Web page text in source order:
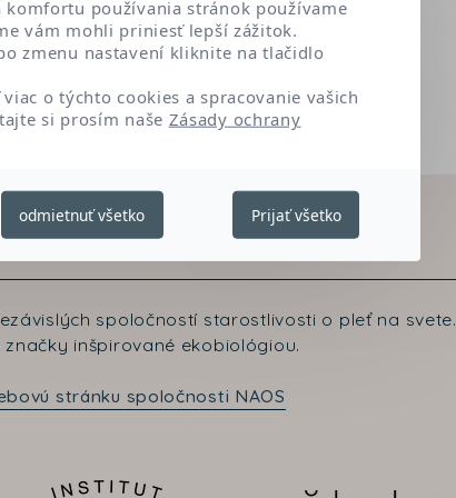
Kontaktujte nás
spoločností starostlivosti o pleť na svete.
značky inšpirované ekobiológiou.
stránku spoločnosti NAOS
komfortu používania stránok používame
vám mohli priniesť lepší zážitok.
zmenu nastavení kliknite na tlačidlo
o týchto cookies a spracovanie vašich
si prosím naše Zásady ochrany
odmietnuť všetko Prijať všetko